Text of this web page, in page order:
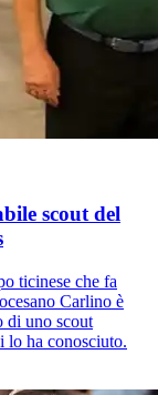
scout del
ticinese che fa
Carlino è
di uno scout
lo ha conosciuto.